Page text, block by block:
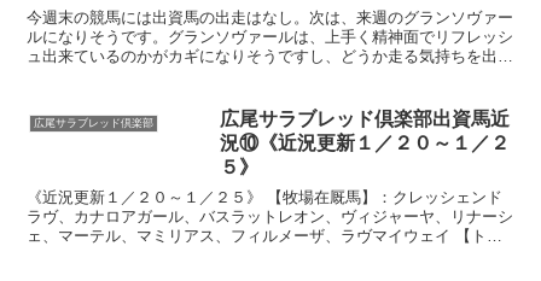
今週末の競馬には出資馬の出走はなし。次は、来週のグランソヴァー
ルになりそうです。グランソヴァールは、上手く精神面でリフレッシ
ュ出来ているのかがカギになりそうですし、どうか走る気持ちを出し
広尾サラブレッド倶楽部
広尾サラブレッド倶楽部出資馬近
況⑩《近況更新１／２０～１／２
５》
《近況更新１／２０～１／２５》 【牧場在厩馬】：クレッシェンド
ラヴ、カナロアガール、バスラットレオン、ヴィジャーヤ、リナーシ
ェ、マーテル、マミリアス、フィルメーザ、ラヴマイウェイ 【トレ